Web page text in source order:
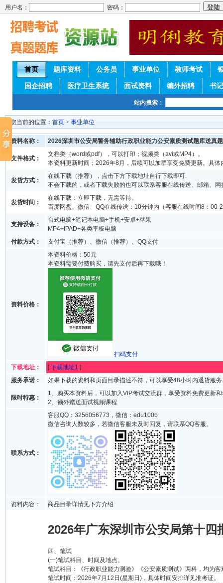
用户名： 密码：
首页 题库资料 公务员 事业单位 教师考试
国企招聘 医疗卫生系统 面试资料 编外招聘 书
站内搜索：
您当前的位置： 首页 > 事业单位
资料名称： 2026深圳市公安局警务辅助行政职业能力公安素质测试题库送真题
文件格式：
文档类（word或pdf），可以打印；视频类（avi或MP4）。
本资料更新时间；2026年8月，后续可以加群享受免费更新。具体
发货方式：
在线下载（推荐），点击下方下载地址自行下载即可.
不会下载的，或者下载失败的也可以联系客服在线传送、邮箱、网
发货时间：
在线下载：立即下载，无需等待。
百度网盘、微信、QQ在线传送：10分钟内（客服在线时间8：00-
支持设备：
台式电脑+笔记本电脑+手机+安卓+苹果
MP4+IPAD+各类平板电脑
付款方式：
支付宝（推荐）、微信（推荐）、QQ支付
资料价格：
本资料价格：50元
本资料需要付费购买，请先支付后再下载哦！
扫码支付
下载地址：
[下载地址1 ]
服务承诺：
如果下载的资料和页面目录描述不符，可以享受48小时内退货服务
限时特惠：
1、购买本资料后，可以加入VIP考试交流群，享受资料免费更新
2、额外赠送面试视频课程
联系方式：
客服QQ：3256056773，微信：edu100b
微信咨询人数较多，若微信客服未及时回复，请联系QQ客服。
资料内容： 商品目录详情见下方介绍
2026年广东深圳市公安局第十四
四、笔试
(一)笔试科目、时间及地点。
笔试科目：《行政职业能力测验》《公安素质测试》两科，均为
笔试时间：2026年7月12日(星期日)，具体时间安排详见准考证。